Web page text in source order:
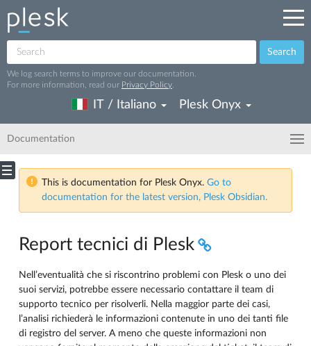
Search
We log search terms to improve our documentation.
For more information, read our Privacy Policy
IT / Italiano Plesk Onyx
Documentation
This is documentation for Plesk Onyx. Go to
documentation for the latest version, Plesk Obsidian.
Report tecnici di Plesk
Nell’eventualità che si riscontrino problemi con Plesk o uno dei
suoi servizi, potrebbe essere necessario contattare il team di
supporto tecnico per risolverli. Nella maggior parte dei casi,
l’analisi richiederà le informazioni contenute in uno dei tanti file
di registro del server. A meno che queste informazioni non